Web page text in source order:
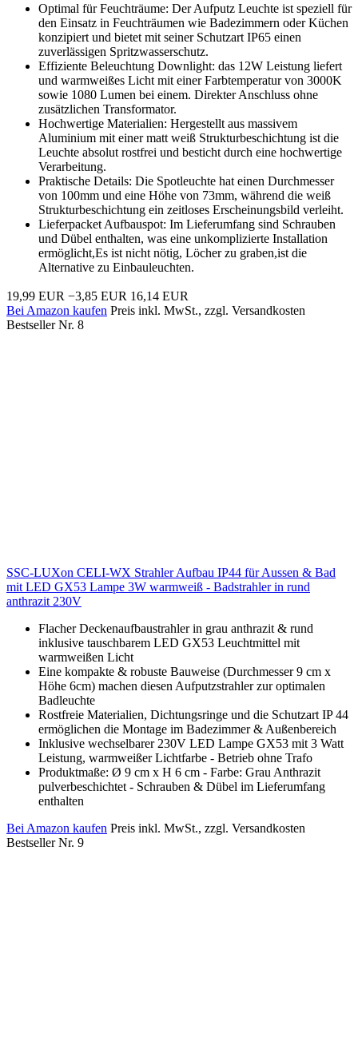
Optimal für Feuchträume: Der Aufputz Leuchte ist speziell für
den Einsatz in Feuchträumen wie Badezimmern oder Küchen
konzipiert und bietet mit seiner Schutzart IP65 einen
zuverlässigen Spritzwasserschutz.
Effiziente Beleuchtung Downlight: das 12W Leistung liefert
und warmweißes Licht mit einer Farbtemperatur von 3000K
sowie 1080 Lumen bei einem. Direkter Anschluss ohne
zusätzlichen Transformator.
Hochwertige Materialien: Hergestellt aus massivem
Aluminium mit einer matt weiß Strukturbeschichtung ist die
Leuchte absolut rostfrei und besticht durch eine hochwertige
Verarbeitung.
Praktische Details: Die Spotleuchte hat einen Durchmesser
von 100mm und eine Höhe von 73mm, während die weiß
Strukturbeschichtung ein zeitloses Erscheinungsbild verleiht.
Lieferpacket Aufbauspot: Im Lieferumfang sind Schrauben
und Dübel enthalten, was eine unkomplizierte Installation
ermöglicht,Es ist nicht nötig, Löcher zu graben,ist die
Alternative zu Einbauleuchten.
19,99 EUR −3,85 EUR 16,14 EUR
Bei Amazon kaufen Preis inkl. MwSt., zzgl. Versandkosten
Bestseller Nr. 8
SSC-LUXon CELI-WX Strahler Aufbau IP44 für Aussen & Bad
mit LED GX53 Lampe 3W warmweiß - Badstrahler in rund
anthrazit 230V
Flacher Deckenaufbaustrahler in grau anthrazit & rund
inklusive tauschbarem LED GX53 Leuchtmittel mit
warmweißen Licht
Eine kompakte & robuste Bauweise (Durchmesser 9 cm x
Höhe 6cm) machen diesen Aufputzstrahler zur optimalen
Badleuchte
Rostfreie Materialien, Dichtungsringe und die Schutzart IP 44
ermöglichen die Montage im Badezimmer & Außenbereich
Inklusive wechselbarer 230V LED Lampe GX53 mit 3 Watt
Leistung, warmweißer Lichtfarbe - Betrieb ohne Trafo
Produktmaße: Ø 9 cm x H 6 cm - Farbe: Grau Anthrazit
pulverbeschichtet - Schrauben & Dübel im Lieferumfang
enthalten
Bei Amazon kaufen Preis inkl. MwSt., zzgl. Versandkosten
Bestseller Nr. 9